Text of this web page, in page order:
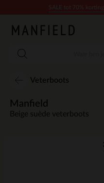
Veterboots
Manfield
Beige suède veterboots